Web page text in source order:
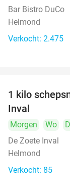
Bar Bistro DuCo
Helmond
Verkocht: 2.475
1 kilo
Inval
Morgen Wo
De Zoete Inval
Helmond
Verkocht: 85